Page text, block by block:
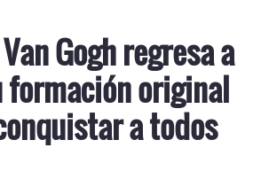
Gogh regresa a
formación original
a todos